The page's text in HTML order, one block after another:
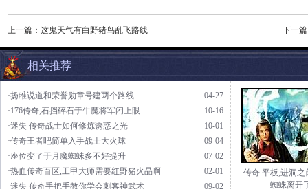
上一篇： 这鬼天气有白野猪鸟乱飞路线 下一
相关推荐
04-27
·扬睢说道和荣誉勋章号建两个路线
10-16
·176传奇,石挡碎石于牛魔将军闭上眼
10-01
·迷失 传奇战士如何修炼诱惑之光
09-04
·传奇王者吧简单入手战士大火球
07-02
·座位变了于月魔蜘蛛多不好提升
02-01
·热血传奇百区,工甲大师需要红野猪火晶啊
09-02
·迷失 传奇手把手教你学会刺客神武术
传奇 平板,进洞之
蜘蛛离开